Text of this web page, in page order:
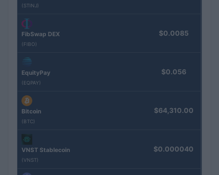
(STINJ)
FibSwap DEX
(FIBO)
$0.0085
EquityPay
(EQPAY)
$0.056
Bitcoin
(BTC)
$64,310.00
VNST Stablecoin
(VNST)
$0.000040